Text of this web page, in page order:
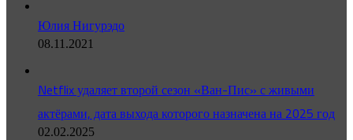
Юлия Нигурэдо
08.11.2021
Netflix удаляет второй сезон «Ван-Пис» с живыми
актёрами, дата выхода которого назначена на 2025 год
02.02.2025